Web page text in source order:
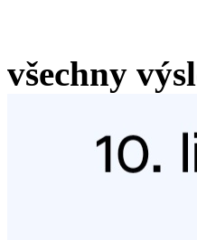
všechny